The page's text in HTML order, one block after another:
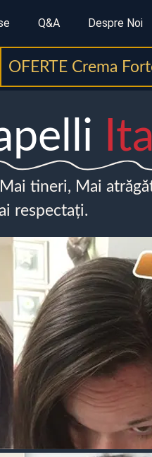
Q&A Despre Noi
OFERTE Crema
tineri, Mai
respectați.